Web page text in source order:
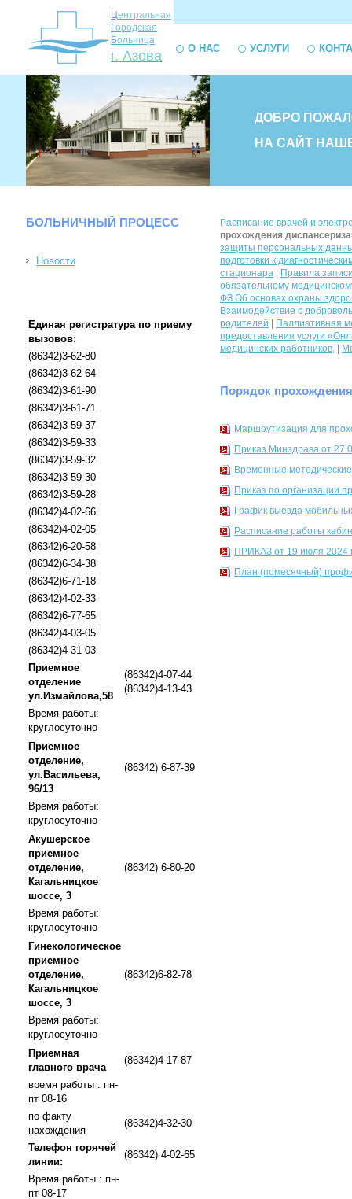
Центральная
Городская
Больница
г. Азова О НАС УСЛУГИ
ДОБРО
НА САЙТ
БОЛЬНИЧНЫЙ ПРОЦЕСС
Новости
Единая регистратура по приему
вызовов:
(86342)3-62-80
(86342)3-62-64
(86342)3-61-90
(86342)3-61-71
(86342)3-59-37
(86342)3-59-33
(86342)3-59-32
(86342)3-59-30
(86342)3-59-28
(86342)4-02-66
(86342)4-02-05
(86342)6-20-58
(86342)6-34-38
(86342)6-71-18
(86342)4-02-33
(86342)6-77-65
(86342)4-03-05
(86342)4-31-03
Приемное
отделение
ул.Измайлова,58
(86342)4-07-44
(86342)4-13-43
Время работы:
круглосуточно
Приемное
отделение,
ул.Васильева,
96/13
(86342) 6-87-39
Время работы:
круглосуточно
Акушерское
приемное
отделение,
Кагальницкое
шоссе, 3
(86342) 6-80-20
Время работы:
круглосуточно
Гинекологическое
приемное
отделение,
Кагальницкое
шоссе, 3
(86342)6-82-78
Время работы:
круглосуточно
Приемная
главного врача
(86342)4-17-87
время работы : пн-
пт 08-16
по факту
нахождения
(86342)4-32-30
Телефон горячей
линии:
(86342) 4-02-65
Время работы : пн-
пт 08-17
Расписание врачей и
прохождения
защиты персональных
подготовки к
стационара
Правила
обязательному
ФЗ Об основах охраны
Взаимодействие с
родителей
Паллиативная
предоставления услуги
медицинских работников,
Порядок
Маршрутизация для
Приказ Минздрава от
Временные
Приказ по организации
График выезда
Расписание работы
ПРИКАЗ от 19 июля
План (помесячный)